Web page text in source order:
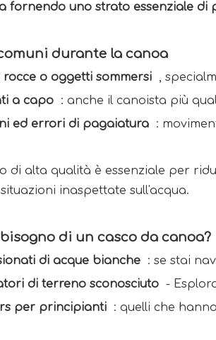
fornendo uno strato essenziale di
durante la canoa
rocce o oggetti sommersi
,
a capo
: anche il canoista più
ed errori di pagaiatura :
di alta qualità è essenziale per
inaspettate sull'acqua.
di un casco da canoa?
di acque bianche
: se stai
di terreno sconosciuto -
per principianti : quelli che